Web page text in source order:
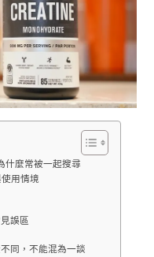
什麼常被一起搜尋
用情境
誤區
同，不能混為一談